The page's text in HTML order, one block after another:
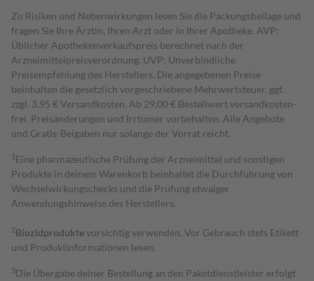
Zu Risiken und Nebenwirkungen lesen Sie die Packungsbeilage und
fragen Sie Ihre Ärztin, Ihren Arzt oder in Ihrer Apotheke. AVP:
Üblicher Apothekenverkaufspreis berechnet nach der
Arzneimittelpreisverordnung. UVP: Unverbindliche
Preisempfehlung des Herstellers. Die angegebenen Preise
beinhalten die gesetzlich vorgeschriebene Mehrwertsteuer, ggf.
zzgl. 3,95 € Versandkosten. Ab 29,00 € Bestell­wert versand­kosten­
frei. Preisänderungen und Irrtümer vorbehalten. Alle Angebote
und Gratis-Beigaben nur solange der Vorrat reicht.
1 Eine pharmazeutische Prüfung der Arzneimittel und sonstigen
Produkte in deinem Warenkorb beinhaltet die Durchführung von
Wechselwirkungschecks und die Prüfung etwaiger
Anwendungshinweise des Herstellers.
2Biozidproduktevorsichtig verwenden. Vor Gebrauch stets Etikett
und Produktinformationen lesen.
3Die Übergabe deiner Bestellung an den Paketdienstleister erfolgt